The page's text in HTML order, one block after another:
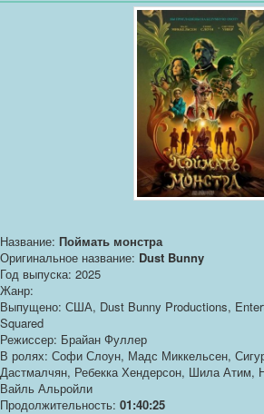
Название: Поймать монстра
Оригинальное название: Dust Bunny
Год выпуска: 2025
Жанр:
Выпущено: США, Dust Bunny Productions,
Squared
Режиссер: Брайан Фуллер
В ролях: Софи Слоун, Мадс Миккельсен,
Дастмалчян, Ребекка Хендерсон, Шила Атим,
Вайль Альройли
Продолжительность: 01:40:25